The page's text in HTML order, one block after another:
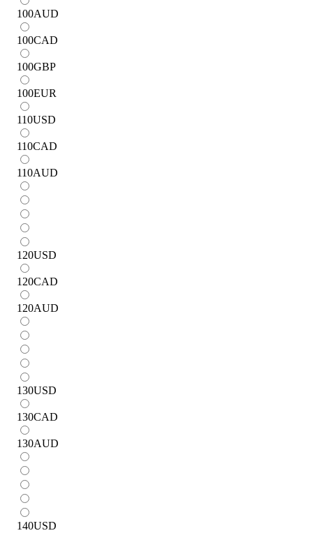
100AUD
100CAD
100GBP
100EUR
110USD
110CAD
110AUD
120USD
120CAD
120AUD
130USD
130CAD
130AUD
140USD